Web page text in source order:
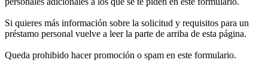
Si quieres más información sobre la solicitud y requisitos para un
préstamo personal vuelve a leer la parte de arriba de esta página.
Queda prohibido hacer promoción o spam en este formulario.